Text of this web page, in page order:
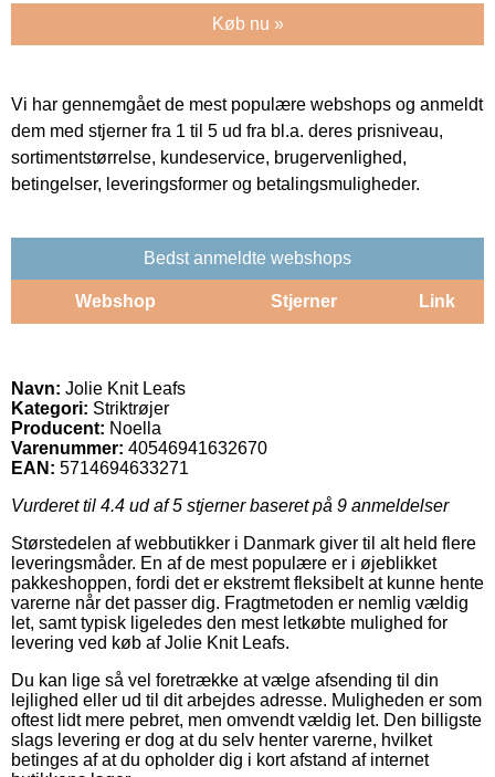
Køb nu »
Vi har gennemgået de mest populære webshops og anmeldt
dem med stjerner fra 1 til 5 ud fra bl.a. deres prisniveau,
sortimentstørrelse, kundeservice, brugervenlighed,
betingelser, leveringsformer og betalingsmuligheder.
Bedst anmeldte webshops
Webshop Stjerner Link
Navn: Jolie Knit Leafs
Kategori: Striktrøjer
Producent: Noella
Varenummer: 40546941632670
EAN: 5714694633271
Vurderet til 4.4 ud af 5 stjerner baseret på 9 anmeldelser
Størstedelen af webbutikker i Danmark giver til alt held flere
leveringsmåder. En af de mest populære er i øjeblikket
pakkeshoppen, fordi det er ekstremt fleksibelt at kunne hente
varerne når det passer dig. Fragtmetoden er nemlig vældig
let, samt typisk ligeledes den mest letkøbte mulighed for
levering ved køb af Jolie Knit Leafs.
Du kan lige så vel foretrække at vælge afsending til din
lejlighed eller ud til dit arbejdes adresse. Muligheden er som
oftest lidt mere pebret, men omvendt vældig let. Den billigste
slags levering er dog at du selv henter varerne, hvilket
betinges af at du opholder dig i kort afstand af internet